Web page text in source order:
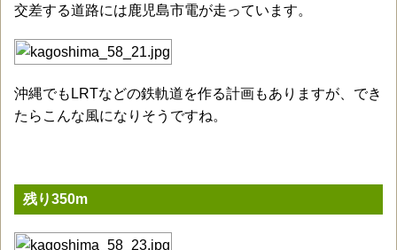
交差する道路には鹿児島市電が走っています。
沖縄でもLRTなどの鉄軌道を作る計画もありますが、でき
たらこんな風になりそうですね。
残り350m